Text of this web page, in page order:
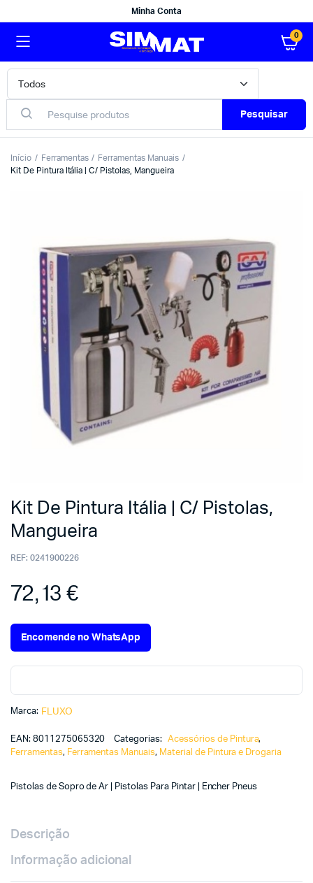
Minha Conta
0
Pesquisar
Início Ferramentas
Ferramentas Manuais
Kit De Pintura Itália | C/ Pistolas, Mangueira
Kit De Pintura Itália | C/ Pistolas,
Mangueira
REF: 0241900226
72,13€
Encomende no WhatsApp
Marca: FLUXO
EAN: 8011275065320 Categorias: Acessórios de Pintura,
Ferramentas, Ferramentas Manuais, Material de Pintura e Drogaria
Pistolas de Sopro de Ar | Pistolas Para Pintar | Encher Pneus
Descrição
Informação adicional